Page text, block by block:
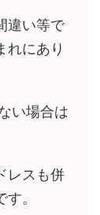
違い等で
れにあり
い場合は
レスも併
。